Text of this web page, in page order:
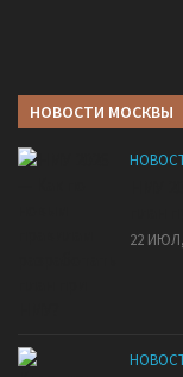
НОВОСТИ МОСКВЫ
22